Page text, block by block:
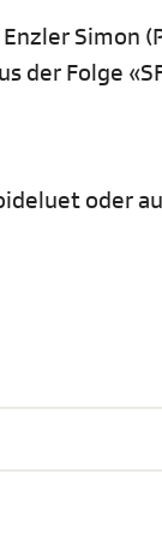
Simon
Folge
oder